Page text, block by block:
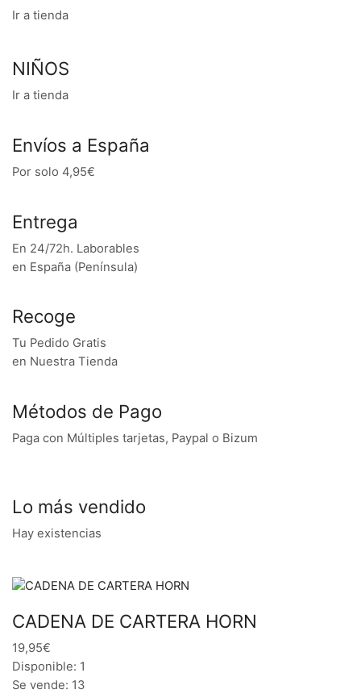
Ir a tienda
NIÑOS
Ir a tienda
Envíos a España
Por solo 4,95€
Entrega
En 24/72h. Laborables
en España (Península)
Recoge
Tu Pedido Gratis
en Nuestra Tienda
Métodos de Pago
Paga con Múltiples tarjetas, Paypal o Bizum
Lo más vendido
Hay existencias
CADENA DE CARTERA HORN
19,95€
Disponible: 1
Se vende: 13